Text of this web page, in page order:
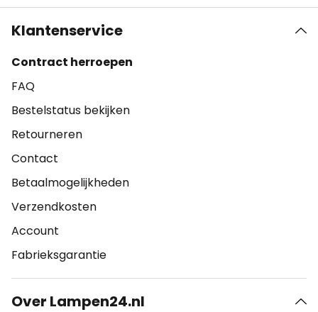
Klantenservice
Contract herroepen
FAQ
Bestelstatus bekijken
Retourneren
Contact
Betaalmogelijkheden
Verzendkosten
Account
Fabrieksgarantie
Over Lampen24.nl